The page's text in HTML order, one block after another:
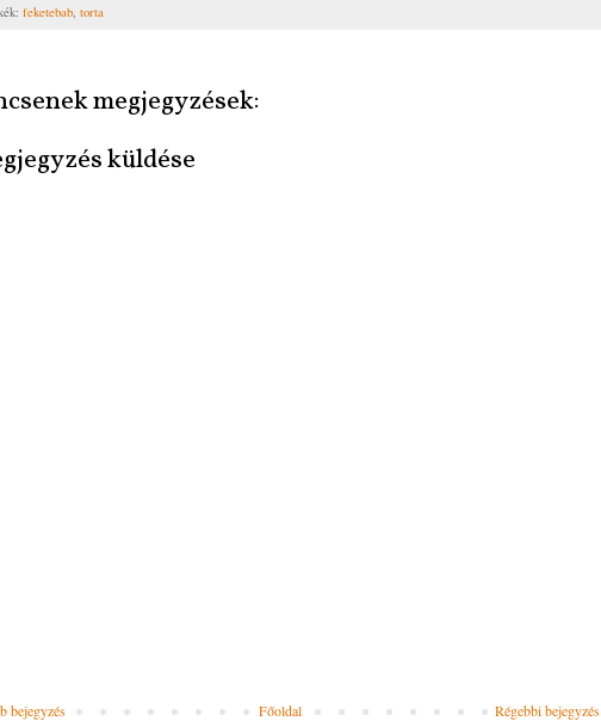
feketebab torta
megjegyzések:
küldése
bejegyzés Régebbi bejegyzés
Főoldal